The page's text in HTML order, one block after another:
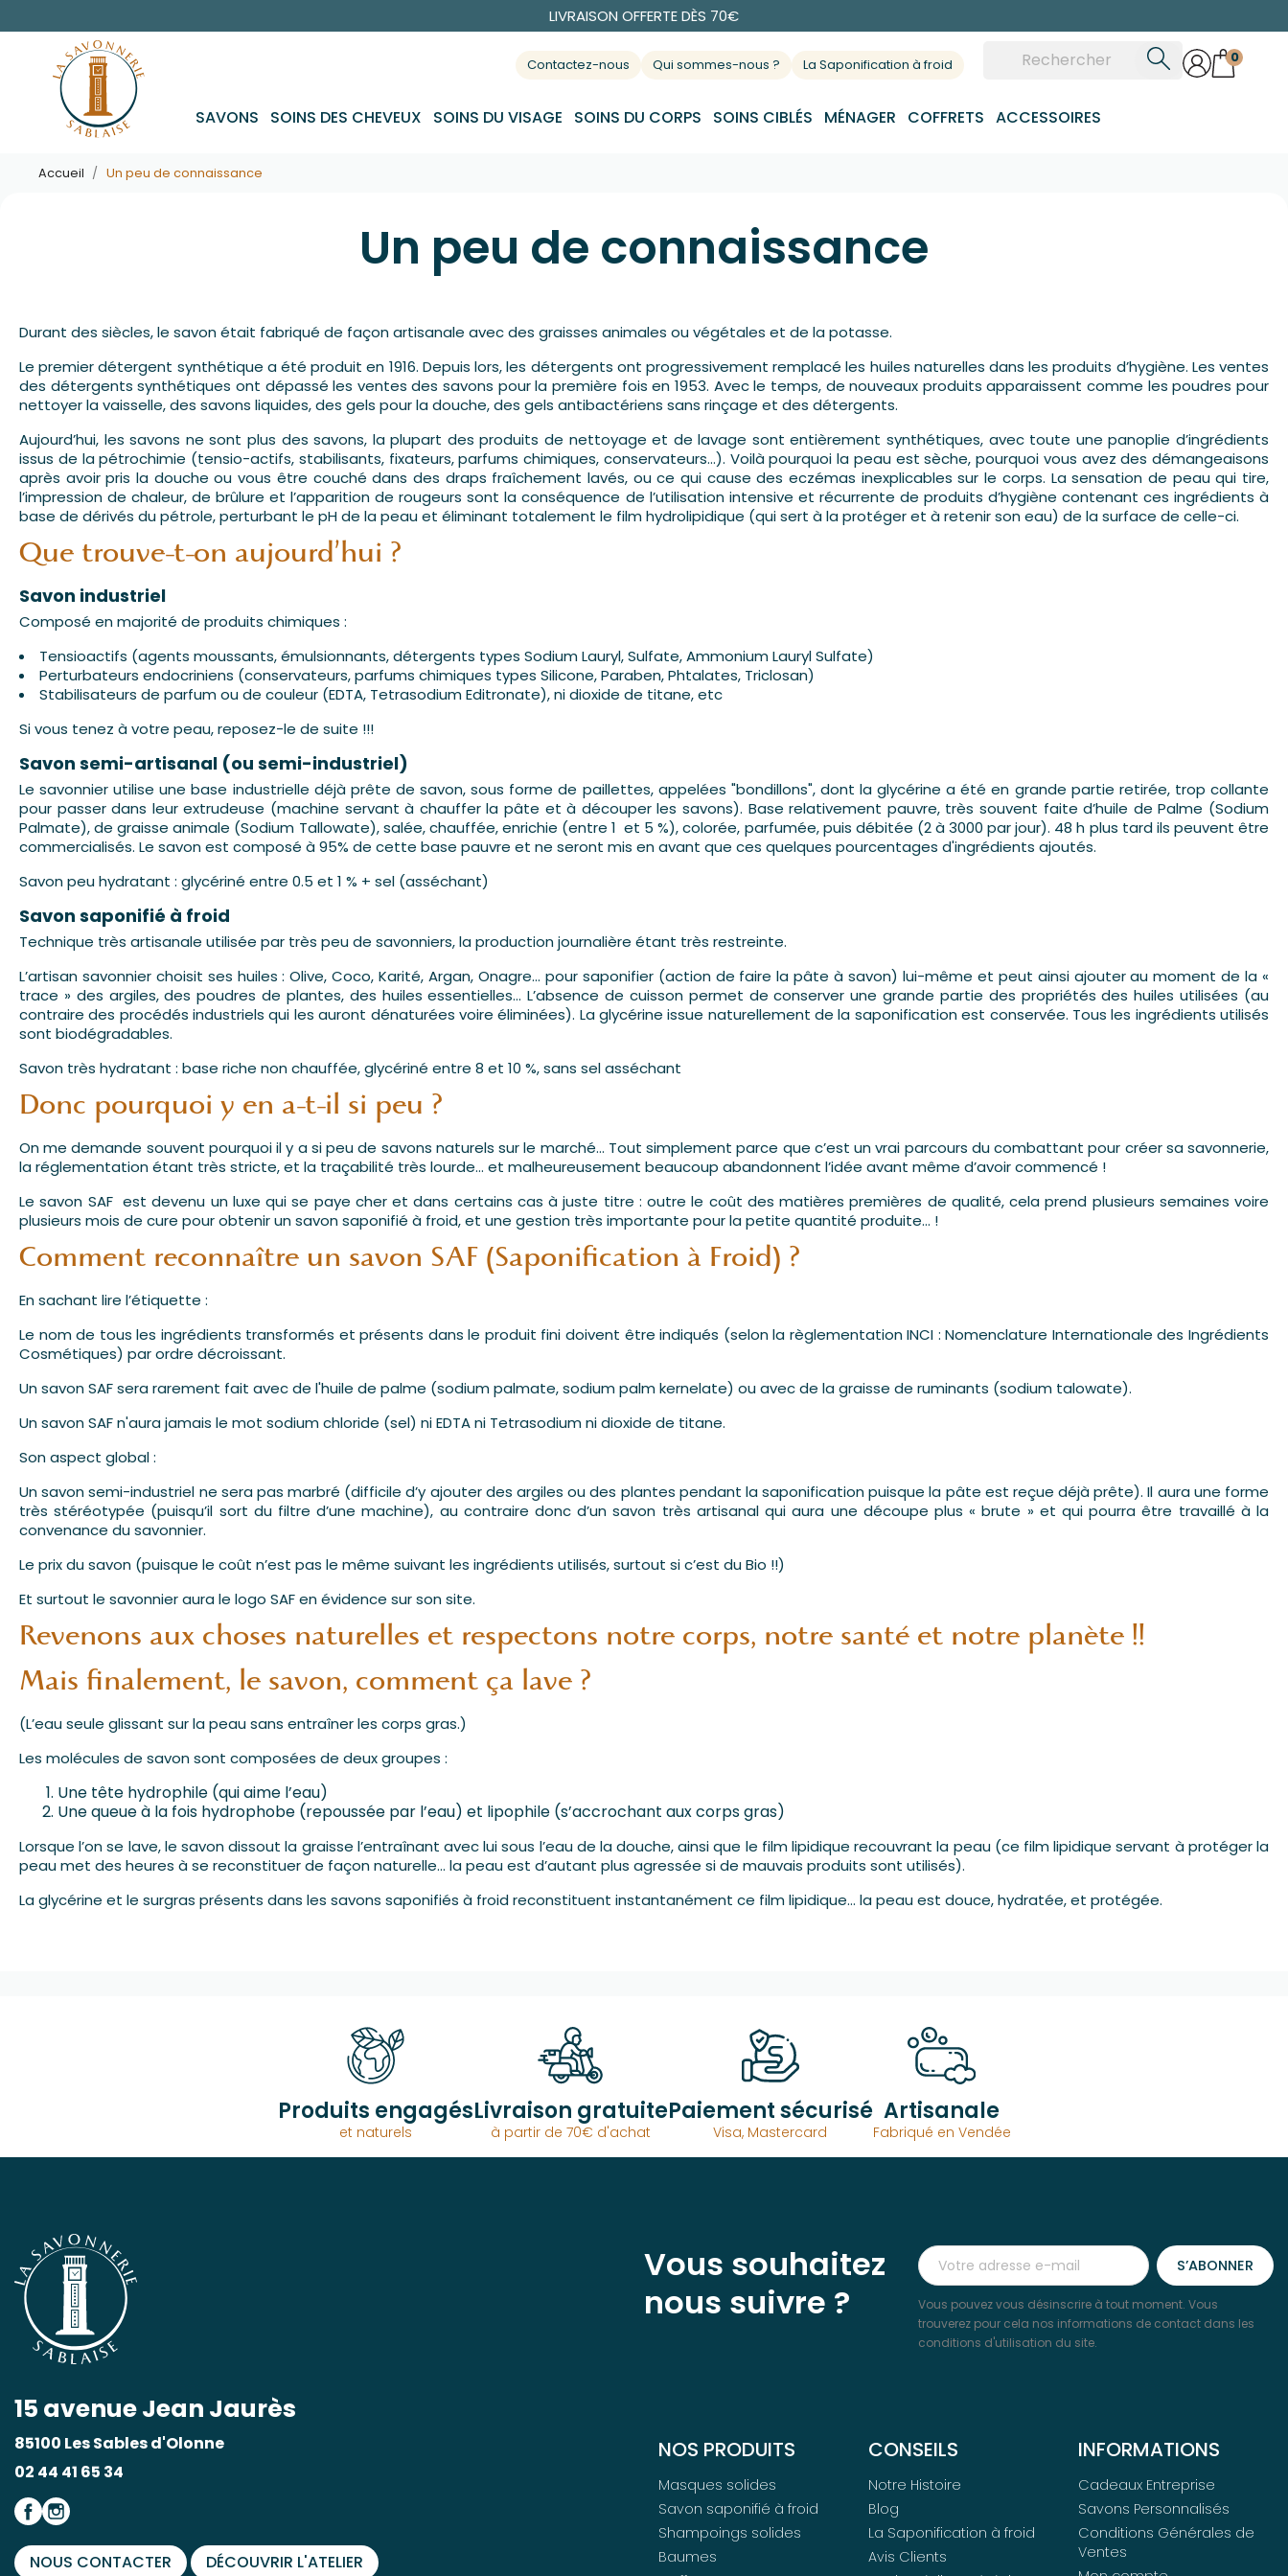
LIVRAISON OFFERTE DÈS 70€
Contactez-nous Qui sommes-nous ? La Saponification à froid
SAVONS SOINS DES CHEVEUX SOINS DU VISAGE SOINS DU CORPS SOINS CIBLÉS MÉNAGER COFFRETS ACCESSOIRES
0
Accueil Un peu de connaissance
Un peu de connaissance
Durant des siècles, le savon était fabriqué de façon artisanale avec des graisses animales ou végétales et de la potasse.
Le premier détergent synthétique a été produit en 1916. Depuis lors, les détergents ont progressivement remplacé les huiles naturelles dans les produits d’hygiène. Les ventes
des détergents synthétiques ont dépassé les ventes des savons pour la première fois en 1953. Avec le temps, de nouveaux produits apparaissent comme les poudres pour
nettoyer la vaisselle, des savons liquides, des gels pour la douche, des gels antibactériens sans rinçage et des détergents.
Aujourd’hui, les savons ne sont plus des savons, la plupart des produits de nettoyage et de lavage sont entièrement synthétiques, avec toute une panoplie d’ingrédients
issus de la pétrochimie (tensio-actifs, stabilisants, fixateurs, parfums chimiques, conservateurs...). Voilà pourquoi la peau est sèche, pourquoi vous avez des démangeaisons
après avoir pris la douche ou vous être couché dans des draps fraîchement lavés, ou ce qui cause des eczémas inexplicables sur le corps. La sensation de peau qui tire,
l’impression de chaleur, de brûlure et l’apparition de rougeurs sont la conséquence de l’utilisation intensive et récurrente de produits d’hygiène contenant ces ingrédients à
base de dérivés du pétrole, perturbant le pH de la peau et éliminant totalement le film hydrolipidique (qui sert à la protéger et à retenir son eau) de la surface de celle-ci.
Que trouve-t-on aujourd’hui ?
Savon industriel
Composé en majorité de produits chimiques :
Tensioactifs (agents moussants, émulsionnants, détergents types Sodium Lauryl, Sulfate, Ammonium Lauryl Sulfate)
Perturbateurs endocriniens (conservateurs, parfums chimiques types Silicone, Paraben, Phtalates, Triclosan)
Stabilisateurs de parfum ou de couleur (EDTA, Tetrasodium Editronate), ni dioxide de titane, etc
Si vous tenez à votre peau, reposez-le de suite !!!
Savon semi-artisanal (ou semi-industriel)
Le savonnier utilise une base industrielle déjà prête de savon, sous forme de paillettes, appelées "bondillons", dont la glycérine a été en grande partie retirée, trop collante
pour passer dans leur extrudeuse (machine servant à chauffer la pâte et à découper les savons). Base relativement pauvre, très souvent faite d’huile de Palme (Sodium
Palmate), de graisse animale (Sodium Tallowate), salée, chauffée, enrichie (entre 1 et 5 %), colorée, parfumée, puis débitée (2 à 3000 par jour). 48 h plus tard ils peuvent être
commercialisés. Le savon est composé à 95% de cette base pauvre et ne seront mis en avant que ces quelques pourcentages d'ingrédients ajoutés.
Savon peu hydratant : glycériné entre 0.5 et 1 % + sel (asséchant)
Savon saponifié à froid
Technique très artisanale utilisée par très peu de savonniers, la production journalière étant très restreinte.
L’artisan savonnier choisit ses huiles : Olive, Coco, Karité, Argan, Onagre... pour saponifier (action de faire la pâte à savon) lui-même et peut ainsi ajouter au moment de la «
trace » des argiles, des poudres de plantes, des huiles essentielles… L’absence de cuisson permet de conserver une grande partie des propriétés des huiles utilisées (au
contraire des procédés industriels qui les auront dénaturées voire éliminées). La glycérine issue naturellement de la saponification est conservée. Tous les ingrédients utilisés
sont biodégradables.
Savon très hydratant : base riche non chauffée, glycériné entre 8 et 10 %, sans sel asséchant
Donc pourquoi y en a-t-il si peu ?
On me demande souvent pourquoi il y a si peu de savons naturels sur le marché… Tout simplement parce que c’est un vrai parcours du combattant pour créer sa savonnerie,
la réglementation étant très stricte, et la traçabilité très lourde... et malheureusement beaucoup abandonnent l’idée avant même d’avoir commencé !
Le savon SAF est devenu un luxe qui se paye cher et dans certains cas à juste titre : outre le coût des matières premières de qualité, cela prend plusieurs semaines voire
plusieurs mois de cure pour obtenir un savon saponifié à froid, et une gestion très importante pour la petite quantité produite… !
Comment reconnaître un savon SAF (Saponification à Froid) ?
En sachant lire l’étiquette :
Le nom de tous les ingrédients transformés et présents dans le produit fini doivent être indiqués (selon la règlementation INCI : Nomenclature Internationale des Ingrédients
Cosmétiques) par ordre décroissant.
Un savon SAF sera rarement fait avec de l'huile de palme (sodium palmate, sodium palm kernelate) ou avec de la graisse de ruminants (sodium talowate).
Un savon SAF n'aura jamais le mot sodium chloride (sel) ni EDTA ni Tetrasodium ni dioxide de titane.
Son aspect global :
Un savon semi-industriel ne sera pas marbré (difficile d’y ajouter des argiles ou des plantes pendant la saponification puisque la pâte est reçue déjà prête). Il aura une forme
très stéréotypée (puisqu’il sort du filtre d’une machine), au contraire donc d’un savon très artisanal qui aura une découpe plus « brute » et qui pourra être travaillé à la
convenance du savonnier.
Le prix du savon (puisque le coût n’est pas le même suivant les ingrédients utilisés, surtout si c’est du Bio !!)
Et surtout le savonnier aura le logo SAF en évidence sur son site.
Revenons aux choses naturelles et respectons notre corps, notre santé et notre planète !!
Mais finalement, le savon, comment ça lave ?
(L’eau seule glissant sur la peau sans entraîner les corps gras.)
Les molécules de savon sont composées de deux groupes :
Une tête hydrophile (qui aime l’eau)
Une queue à la fois hydrophobe (repoussée par l’eau) et lipophile (s’accrochant aux corps gras)
Lorsque l’on se lave, le savon dissout la graisse l’entraînant avec lui sous l’eau de la douche, ainsi que le film lipidique recouvrant la peau (ce film lipidique servant à protéger la
peau met des heures à se reconstituer de façon naturelle... la peau est d’autant plus agressée si de mauvais produits sont utilisés).
La glycérine et le surgras présents dans les savons saponifiés à froid reconstituent instantanément ce film lipidique… la peau est douce, hydratée, et protégée.
Produits engagés
et naturels
Livraison gratuite
à partir de 70€ d'achat
Paiement sécurisé
Visa, Mastercard
Artisanale
Fabriqué en Vendée
15 avenue Jean Jaurès
85100 Les Sables d'Olonne
02 44 41 65 34
NOUS CONTACTER DÉCOUVRIR L'ATELIER
Vous souhaitez
nous suivre ?
Vous pouvez vous désinscrire à tout moment. Vous
trouverez pour cela nos informations de contact dans les
conditions d'utilisation du site.
NOS PRODUITS
Masques solides
Savon saponifié à froid
Shampoings solides
Baumes
CONSEILS
Notre Histoire
Blog
La Saponification à froid
Avis Clients
INFORMATIONS
Cadeaux Entreprise
Savons Personnalisés
Conditions Générales de
Ventes